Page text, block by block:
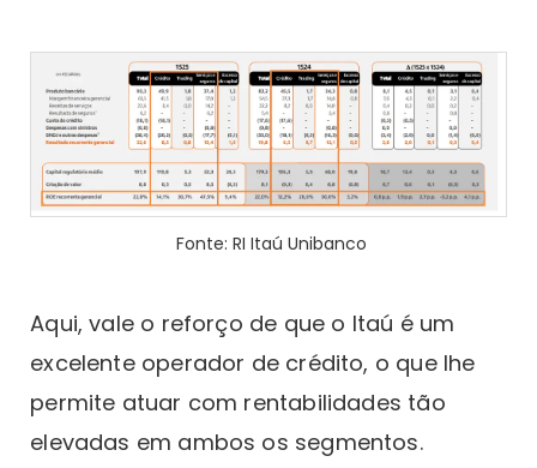
Fonte: RI Itaú Unibanco
Aqui, vale o reforço de que o Itaú é um
excelente operador de crédito, o que lhe
permite atuar com rentabilidades tão
elevadas em ambos os segmentos.